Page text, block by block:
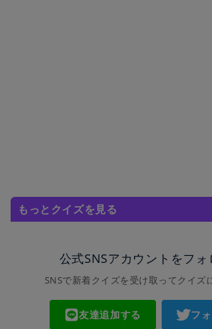
もっとクイズを見る
公式SNSアカウントをフォ
SNSで新着クイズを受け取ってクイズ
友達追加する フ